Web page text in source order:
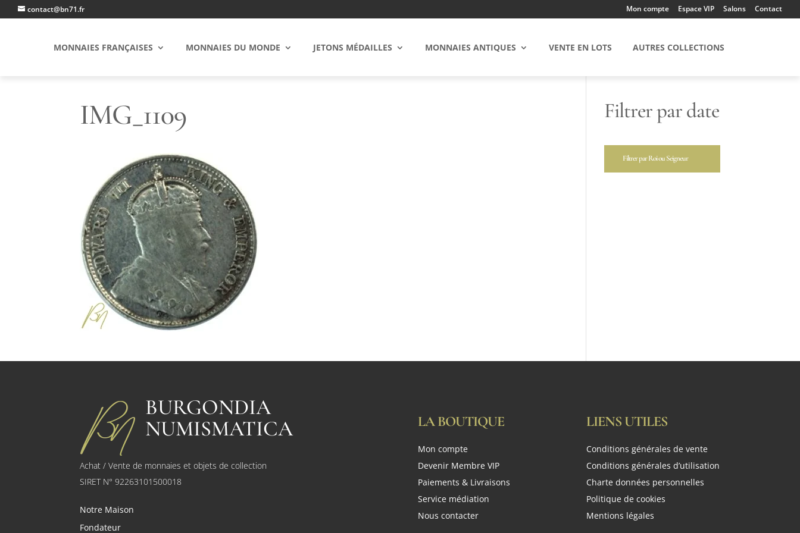
contact@bn71.fr Mon compte Espace VIP Salons Contact
MONNAIES FRANÇAISES MONNAIES DU MONDE JETONS MÉDAILLES MONNAIES ANTIQUES VENTE EN LOTS AUTRES COLLECTIONS
IMG_1109 Filtrer par date
Filtrer par Roi ou Seigneur
BURGONDIA
NUMISMATICA
Achat / Vente de monnaies et objets de collection
SIRET N° 92263101500018
Notre Maison
Fondateur
LA BOUTIQUE
Mon compte
Devenir Membre VIP
Paiements & Livraisons
Service médiation
Nous contacter
LIENS UTILES
Conditions générales de vente
Conditions générales d’utilisation
Charte données personnelles
Politique de cookies
Mentions légales